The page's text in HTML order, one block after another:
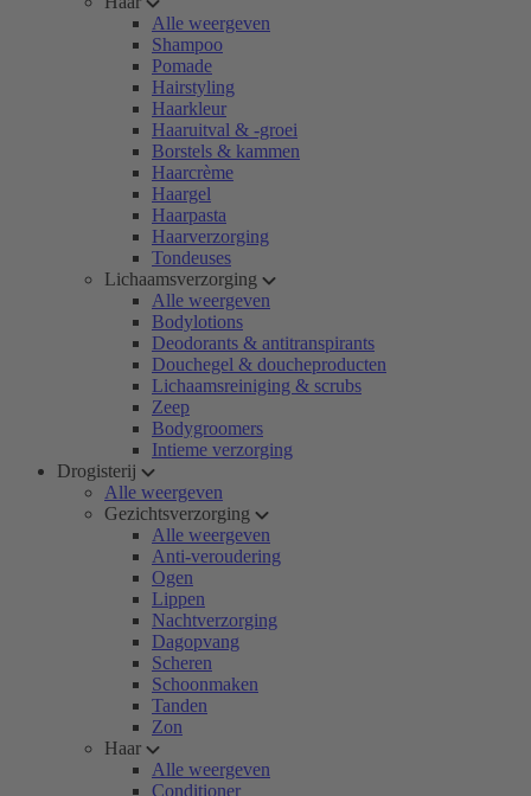
Alle weergeven
Shampoo
Pomade
Hairstyling
Haarkleur
Haaruitval & -groei
Borstels & kammen
Haarcrème
Haargel
Haarpasta
Haarverzorging
Tondeuses
Lichaamsverzorging
Alle weergeven
Bodylotions
Deodorants & antitranspirants
Douchegel & doucheproducten
Lichaamsreiniging & scrubs
Zeep
Bodygroomers
Intieme verzorging
Drogisterij
Alle weergeven
Gezichtsverzorging
Alle weergeven
Anti-veroudering
Ogen
Lippen
Nachtverzorging
Dagopvang
Scheren
Schoonmaken
Tanden
Zon
Haar
Alle weergeven
Conditioner